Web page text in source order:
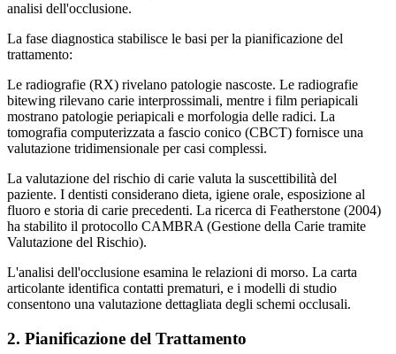
analisi dell'occlusione.
La fase diagnostica stabilisce le basi per la pianificazione del
trattamento:
Le radiografie (RX) rivelano patologie nascoste. Le radiografie
bitewing rilevano carie interprossimali, mentre i film periapicali
mostrano patologie periapicali e morfologia delle radici. La
tomografia computerizzata a fascio conico (CBCT) fornisce una
valutazione tridimensionale per casi complessi.
La valutazione del rischio di carie valuta la suscettibilità del
paziente. I dentisti considerano dieta, igiene orale, esposizione al
fluoro e storia di carie precedenti. La ricerca di Featherstone (2004)
ha stabilito il protocollo CAMBRA (Gestione della Carie tramite
Valutazione del Rischio).
L'analisi dell'occlusione esamina le relazioni di morso. La carta
articolante identifica contatti prematuri, e i modelli di studio
consentono una valutazione dettagliata degli schemi occlusali.
2. Pianificazione del Trattamento